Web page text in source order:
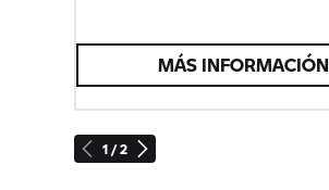
1 / 2
MÁS INFORMACIÓN